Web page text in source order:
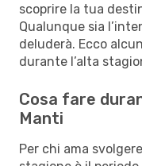
scoprire la tua
Qualunque sia
deluderà. Ecco
durante l’alta
Cosa fare
Manti
Per chi ama